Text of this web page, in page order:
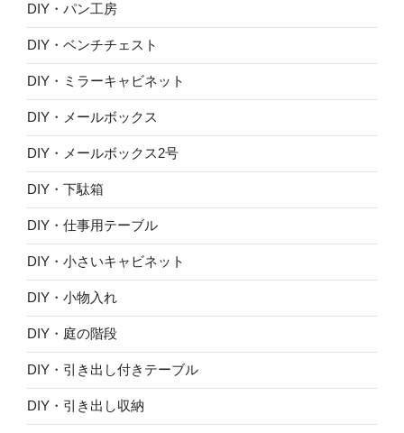
DIY・パン工房
DIY・ベンチチェスト
DIY・ミラーキャビネット
DIY・メールボックス
DIY・メールボックス2号
DIY・下駄箱
DIY・仕事用テーブル
DIY・小さいキャビネット
DIY・小物入れ
DIY・庭の階段
DIY・引き出し付きテーブル
DIY・引き出し収納